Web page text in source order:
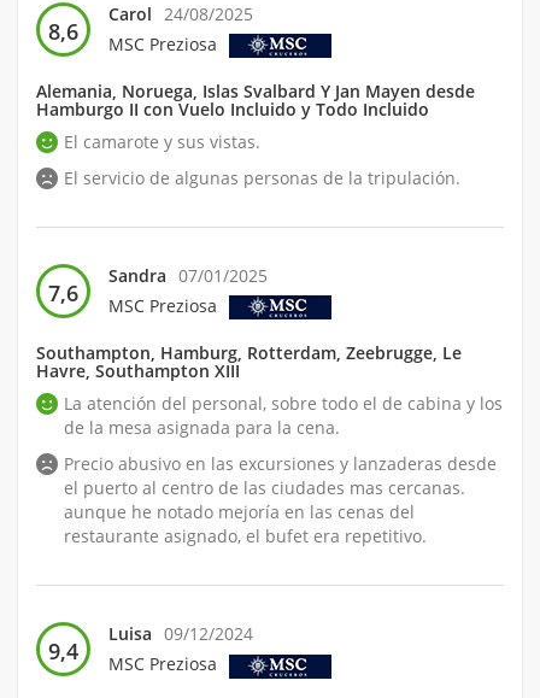
8,6
Carol
24/08/2025
MSC Preziosa
Alemania, Noruega, Islas Svalbard Y Jan Mayen desde
Hamburgo II con Vuelo Incluido y Todo Incluido
El camarote y sus vistas.
El servicio de algunas personas de la tripulación.
7,6
Sandra 07/01/2025
MSC Preziosa
Southampton, Hamburg, Rotterdam, Zeebrugge, Le
Havre, Southampton XIII
La atención del personal, sobre todo el de cabina y los
de la mesa asignada para la cena.
Precio abusivo en las excursiones y lanzaderas desde
el puerto al centro de las ciudades mas cercanas.
aunque he notado mejoría en las cenas del
restaurante asignado, el bufet era repetitivo.
9,4
Luisa 09/12/2024
MSC Preziosa